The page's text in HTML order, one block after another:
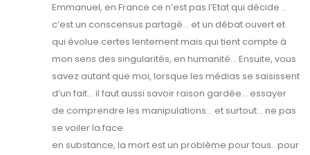
Emmanuel, en France ce n’est pas l’Etat qui décide ..
c’est un conscensus partagé… et un débat ouvert et
qui évolue certes lentement mais qui tient compte à
mon sens des singularités, en humanité… Ensuite, vous
savez autant que moi, lorsque les médias se saisissent
d’un fait… il faut aussi savoir raison gardée… essayer
de comprendre les manipulations… et surtout… ne pas
se voiler la face.
en substance, la mort est un problème pour tous.. pour